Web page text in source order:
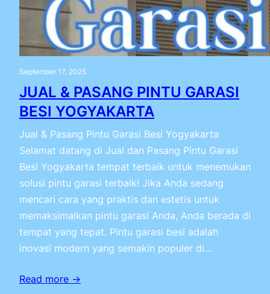
September 17, 2025
JUAL & PASANG PINTU GARASI
BESI YOGYAKARTA
Jual & Pasang Pintu Garasi Besi Yogyakarta
Selamat datang di Jual dan Pasang Pintu Garasi
Besi Yogyakarta tempat terbaik untuk menemukan
solusi pintu garasi terbaik! Jika Anda sedang
mencari cara yang praktis dan estetis untuk
memaksimalkan pintu garasi Anda, Anda berada di
tempat yang tepat. Pintu garasi besi adalah
inovasi modern yang semakin populer di…
Read more →